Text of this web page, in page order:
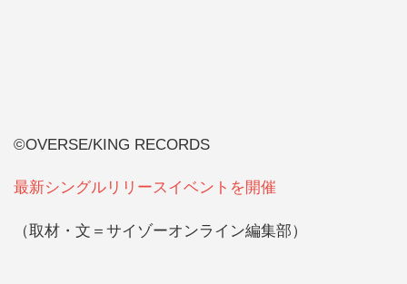
©OVERSE/KING RECORDS
最新シングルリリースイベントを開催
（取材・文＝サイゾーオンライン編集部）